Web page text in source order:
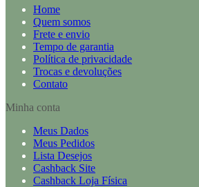
Home
Quem somos
Frete e envio
Tempo de garantia
Política de privacidade
Trocas e devoluções
Contato
Minha conta
Meus Dados
Meus Pedidos
Lista Desejos
Cashback Site
Cashback Loja Física